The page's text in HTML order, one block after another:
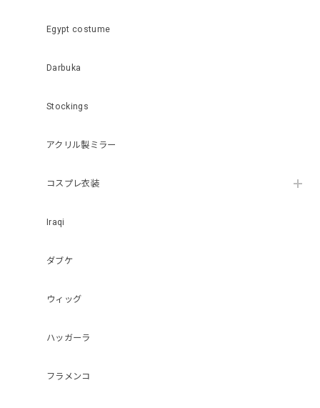
Egypt costume
Darbuka
Stockings
アクリル製ミラー
コスプレ衣装
Iraqi
ダブケ
ウィッグ
ハッガーラ
フラメンコ